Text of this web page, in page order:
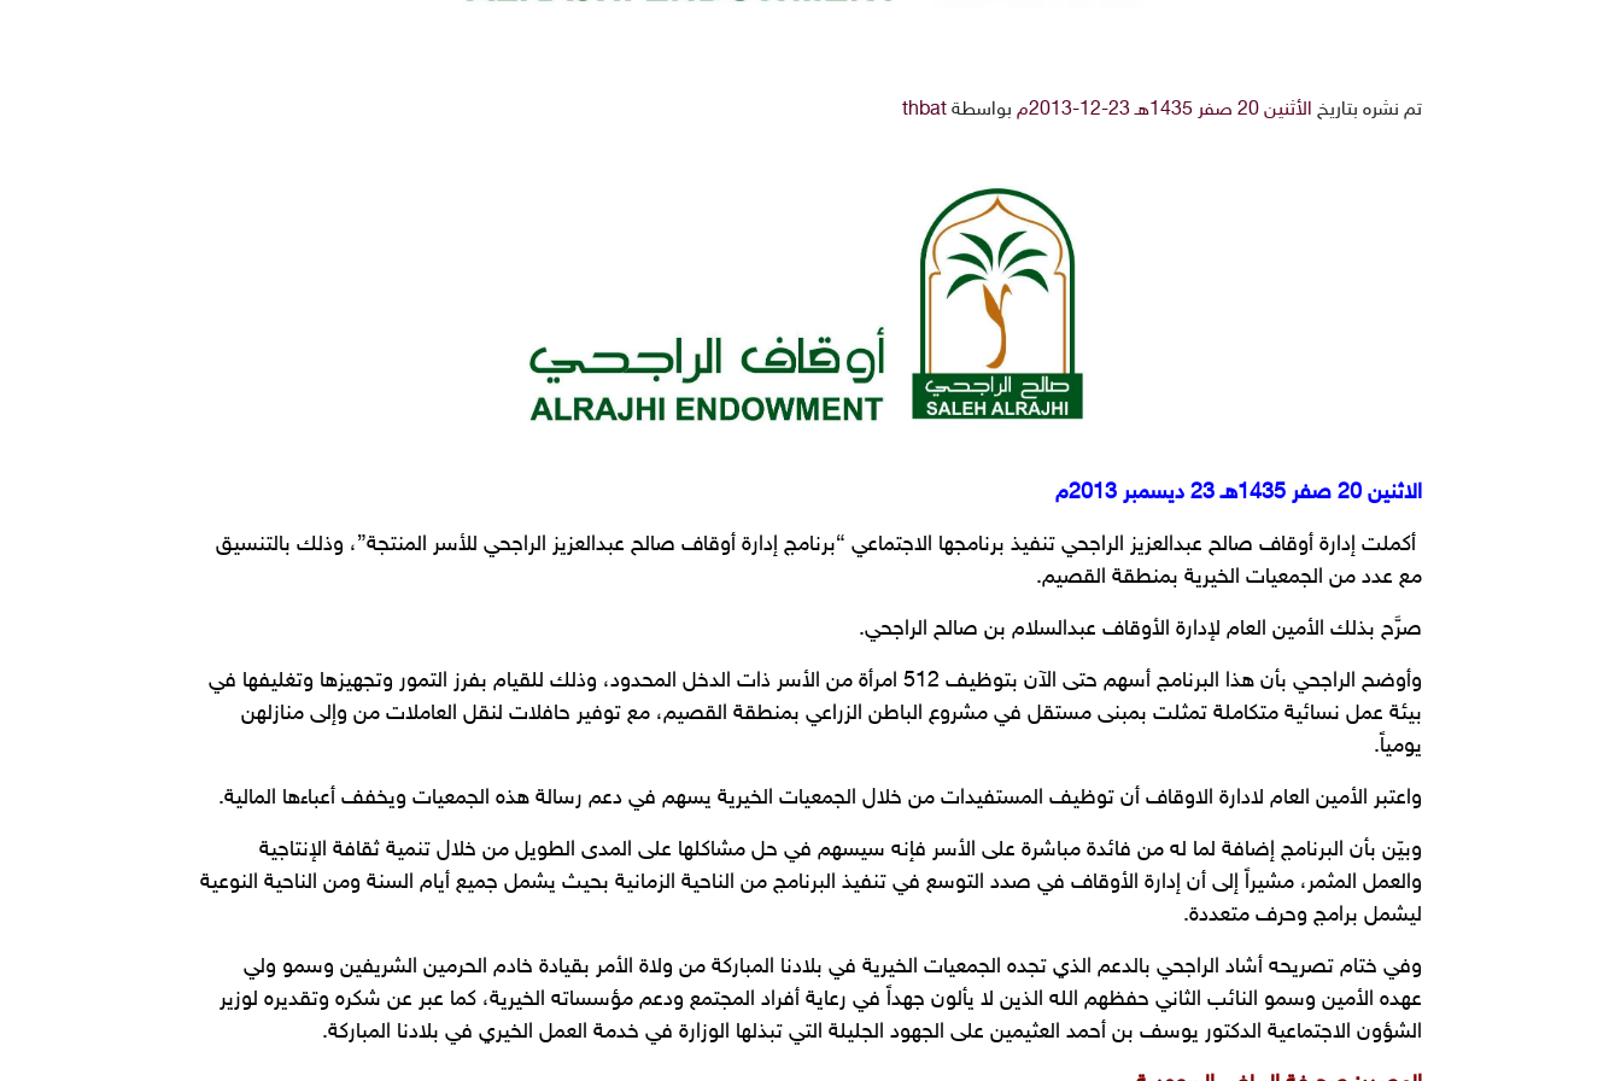
تم نشره بتاريخ الأثنين 20 صفر 1435هـ 23-12-2013م بواسطة thbat
الاثنين 20 صفر 1435هـ 23 ديسمبر 2013م
أكملت إدارة أوقاف صالح عبدالعزيز الراجحي تنفيذ برنامجها الاجتماعي “برنامج إدارة أوقاف صالح عبدالعزيز الراجحي للأسر المنتجة”، وذلك بالتنسيق
مع عدد من الجمعيات الخيرية بمنطقة القصيم.
صرَّح بذلك الأمين العام لإدارة الأوقاف عبدالسلام بن صالح الراجحي.
وأوضح الراجحي بأن هذا البرنامج أسهم حتى الآن بتوظيف 512 امرأة من الأسر ذات الدخل المحدود، وذلك للقيام بفرز التمور وتجهيزها وتغليفها في
بيئة عمل نسائية متكاملة تمثلت بمبنى مستقل في مشروع الباطن الزراعي بمنطقة القصيم، مع توفير حافلات لنقل العاملات من وإلى منازلهن
يومياً.
واعتبر الأمين العام لادارة الاوقاف أن توظيف المستفيدات من خلال الجمعيات الخيرية يسهم في دعم رسالة هذه الجمعيات ويخفف أعباءها المالية.
وبيّن بأن البرنامج إضافة لما له من فائدة مباشرة على الأسر فإنه سيسهم في حل مشاكلها على المدى الطويل من خلال تنمية ثقافة الإنتاجية
والعمل المثمر، مشيراً إلى أن إدارة الأوقاف في صدد التوسع في تنفيذ البرنامج من الناحية الزمانية بحيث يشمل جميع أيام السنة ومن الناحية النوعية
ليشمل برامج وحرف متعددة.
وفي ختام تصريحه أشاد الراجحي بالدعم الذي تجده الجمعيات الخيرية في بلادنا المباركة من ولاة الأمر بقيادة خادم الحرمين الشريفين وسمو ولي
عهده الأمين وسمو النائب الثاني حفظهم الله الذين لا يألون جهداً في رعاية أفراد المجتمع ودعم مؤسساته الخيرية، كما عبر عن شكره وتقديره لوزير
الشؤون الاجتماعية الدكتور يوسف بن أحمد العثيمين على الجهود الجليلة التي تبذلها الوزارة في خدمة العمل الخيري في بلادنا المباركة.